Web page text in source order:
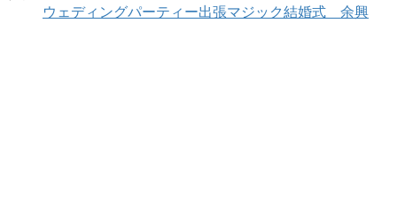
ウェディングパーティー出張マジック結婚式 余興